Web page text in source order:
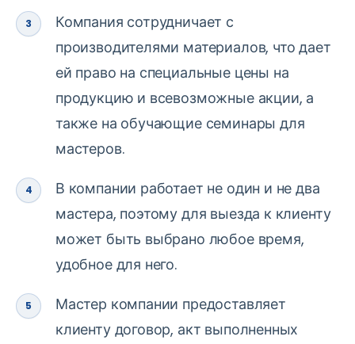
Компания сотрудничает с
производителями материалов, что дает
ей право на специальные цены на
продукцию и всевозможные акции, а
также на обучающие семинары для
мастеров.
В компании работает не один и не два
мастера, поэтому для выезда к клиенту
может быть выбрано любое время,
удобное для него.
Мастер компании предоставляет
клиенту договор, акт выполненных